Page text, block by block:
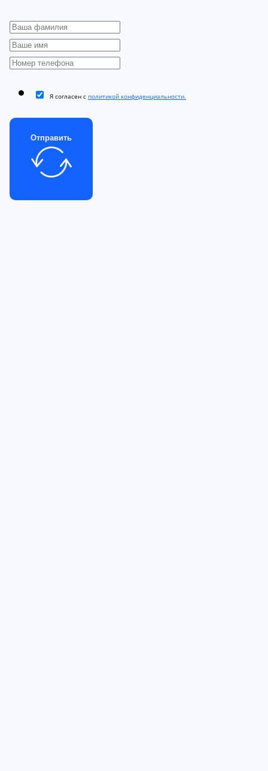
Я согласен с политикой конфиденциальности.
Отправить